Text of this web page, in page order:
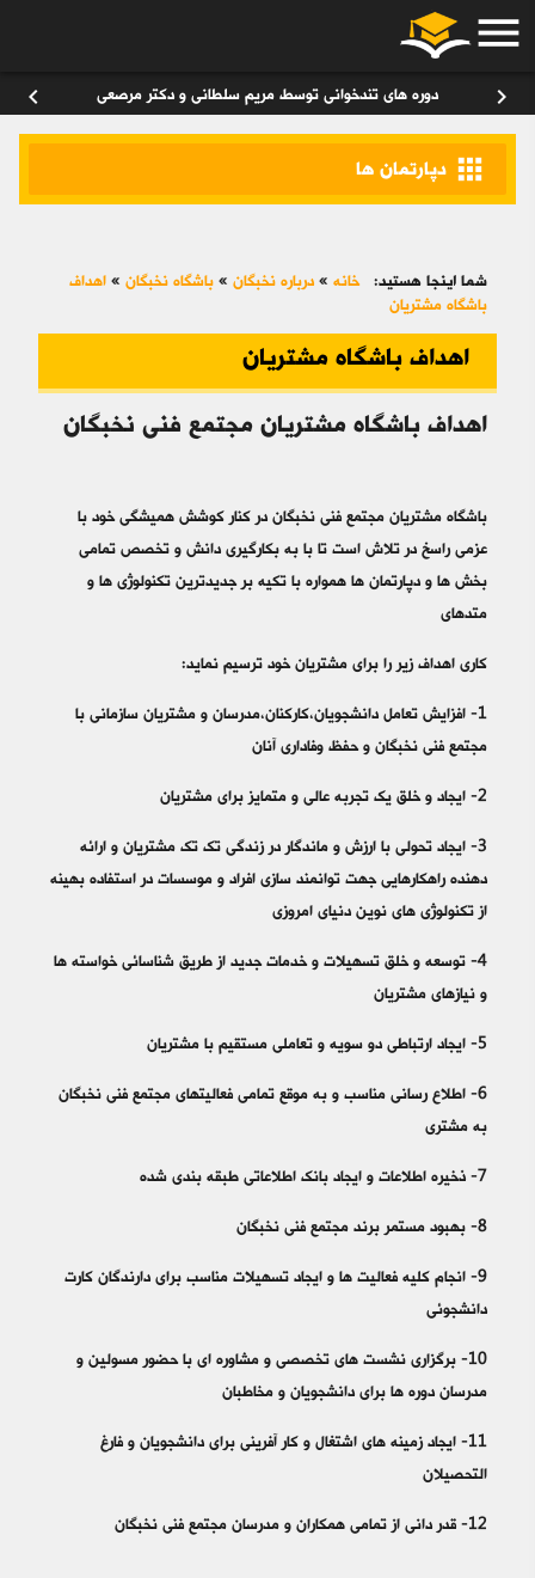
menu
chevron_right دوره های تندخوانی توسط مریم سلطانی و دکتر مرصعی chevron_left
apps دپارتمان ها
شما اینجا هستید: خانه » درباره نخبگان » باشگاه نخبگان » اهداف
باشگاه مشتریان
اهداف باشگاه مشتریان
اهداف باشگاه مشتریان مجتمع فنی نخبگان
باشگاه مشتریان مجتمع فنی نخبگان در کنار کوشش همیشگی خود با
عزمی راسخ در تلاش است تا با به بکارگیری دانش و تخصص تمامی
بخش ها و دپارتمان ها همواره با تکیه بر جدیدترین تکنولوژی ها و
متدهای
کاری اهداف زیر را برای مشتریان خود ترسیم نماید:
1- افزایش تعامل دانشجویان،کارکنان،مدرسان و مشتریان سازمانی با
مجتمع فنی نخبگان و حفظ وفاداری آنان
2- ایجاد و خلق یک تجربه عالی و متمایز برای مشتریان
3- ایجاد تحولی با ارزش و ماندگار در زندگی تک تک مشتریان و ارائه
دهنده راهکارهایی جهت توانمند سازی افراد و موسسات در استفاده بهینه
از تکنولوژی های نوین دنیای امروزی
4- توسعه و خلق تسهیلات و خدمات جدید از طریق شناسائی خواسته ها
و نیازهای مشتریان
5- ایجاد ارتباطی دو سویه و تعاملی مستقیم با مشتریان
6- اطلاع رسانی مناسب و به موقع تمامی فعالیتهای مجتمع فنی نخبگان
به مشتری
7- ذخیره اطلاعات و ایجاد بانک اطلاعاتی طبقه بندی شده
8- بهبود مستمر برند مجتمع فنی نخبگان
9- انجام کلیه فعالیت ها و ایجاد تسهیلات مناسب برای دارندگان کارت
دانشجوئی
10- برگزاری نشست های تخصصی و مشاوره ای با حضور مسولین و
مدرسان دوره ها برای دانشجویان و مخاطبان
11- ایجاد زمینه های اشتغال و کار آفرینی برای دانشجویان و فارغ
التحصیلان
12- قدر دانی از تمامی همکاران و مدرسان مجتمع فنی نخبگان